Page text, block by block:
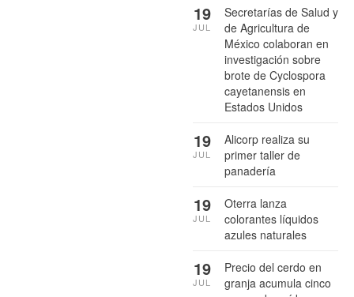
Secretarías de Salud y
de Agricultura de
México colaboran en
investigación sobre
brote de Cyclospora
cayetanensis en
Estados Unidos
19
JUL
Alicorp realiza su
primer taller de
panadería
19
JUL
Oterra lanza
colorantes líquidos
azules naturales
19
JUL
Precio del cerdo en
granja acumula cinco
19
JUL